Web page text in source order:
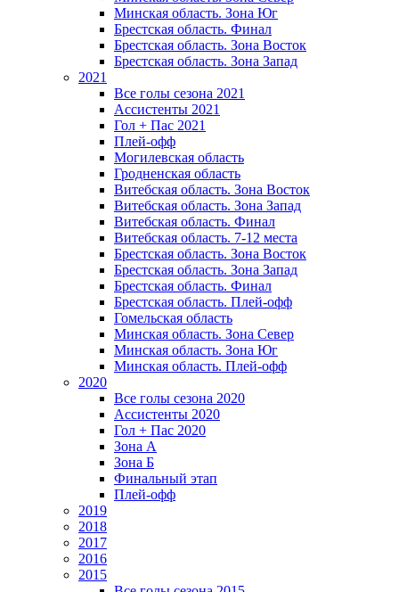
Минская область. Зона Юг
Брестская область. Финал
Брестская область. Зона Восток
Брестская область. Зона Запад
2021
Все голы сезона 2021
Ассистенты 2021
Гол + Пас 2021
Плей-офф
Могилевская область
Гродненская область
Витебская область. Зона Восток
Витебская область. Зона Запад
Витебская область. Финал
Витебская область. 7-12 места
Брестская область. Зона Восток
Брестская область. Зона Запад
Брестская область. Финал
Брестская область. Плей-офф
Гомельская область
Минская область. Зона Север
Минская область. Зона Юг
Минская область. Плей-офф
2020
Все голы сезона 2020
Ассистенты 2020
Гол + Пас 2020
Зона А
Зона Б
Финальный этап
Плей-офф
2019
2018
2017
2016
2015